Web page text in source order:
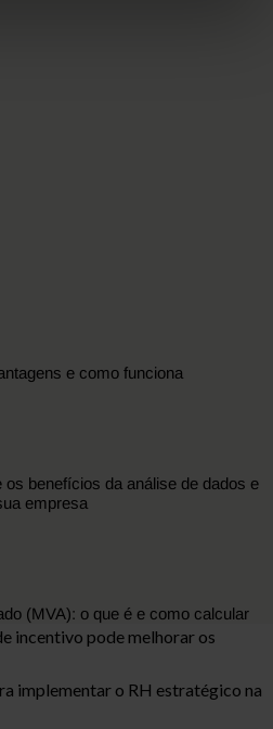
e como funciona
os benefícios da análise de dados e
empresa
(MVA): o que é e como calcular
incentivo pode melhorar os
implementar o RH estratégico na